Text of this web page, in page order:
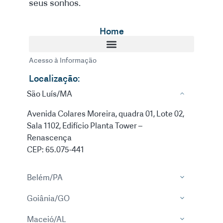
seus sonhos.
Home
Acesso à Informação
Localização:
São Luís/MA
Avenida Colares Moreira, quadra 01, Lote 02,
Sala 1102, Edifício Planta Tower –
Renascença
CEP: 65.075-441
Belém/PA
Goiânia/GO
Maceió/AL